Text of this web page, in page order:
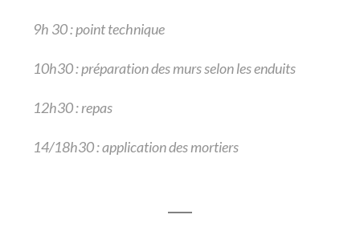
9h 30 : point technique
10h30 : préparation des murs selon les enduits
12h30 : repas
14/18h30 : application des mortiers